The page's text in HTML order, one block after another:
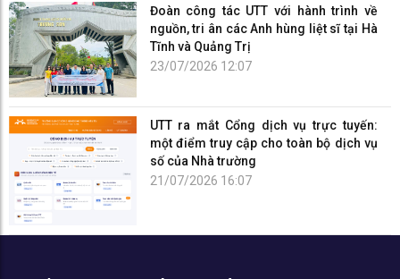
Đoàn công tác UTT với hành trình về
nguồn, tri ân các Anh hùng liệt sĩ tại Hà
Tĩnh và Quảng Trị
23/07/2026 12:07
UTT ra mắt Cổng dịch vụ trực tuyến:
một điểm truy cập cho toàn bộ dịch vụ
số của Nhà trường
21/07/2026 16:07